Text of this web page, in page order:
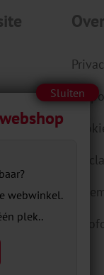
webwinkel.
plek..